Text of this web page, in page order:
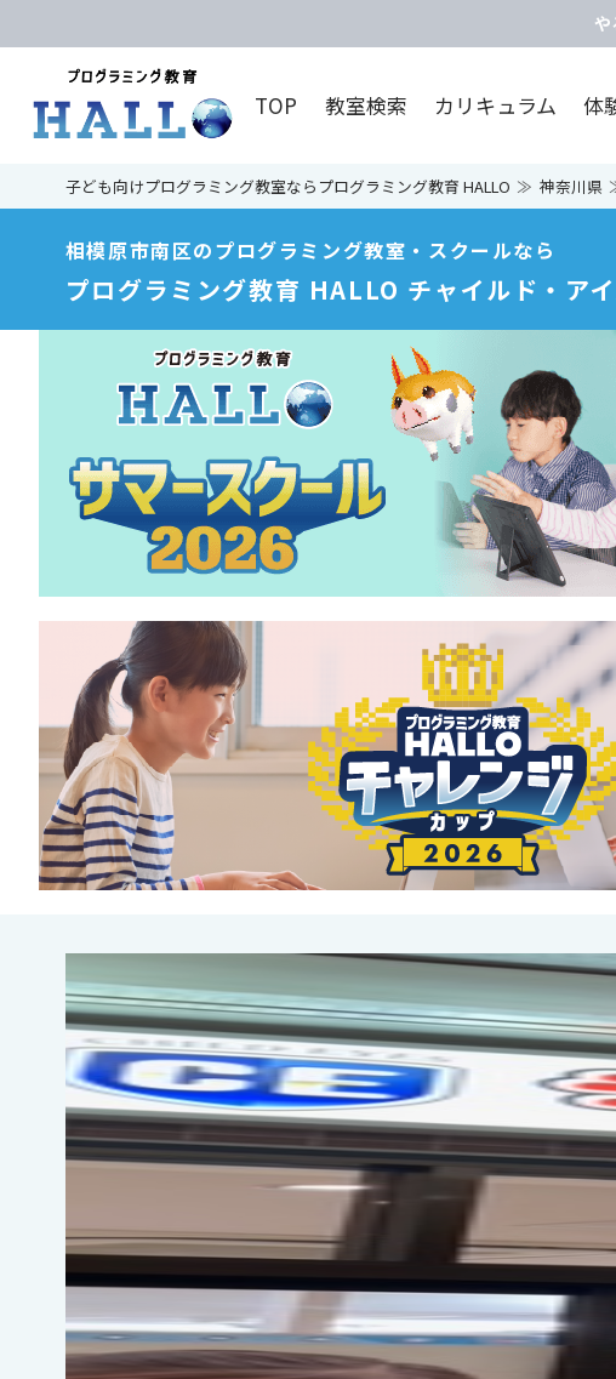
TOP 教室検索 カリキュラム 体
子ども向けプログラミング教室ならプログラミング教育 HALLO 神奈川県
相模原市南区のプログラミング教室・スクールなら
プログラミング教育 HALLO チャイルド・ア